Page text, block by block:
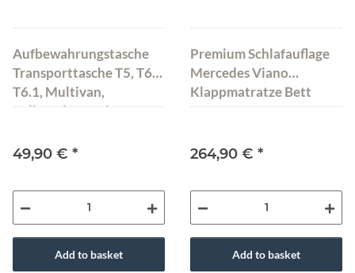
Aufbewahrungstasche
Transporttasche T5, T6,
T6.1, Multivan,
California Beach
150x64x25 cm
49,90 € *
Add to basket
Premium Schlafauflage
Mercedes Viano
Klappmatratze Bett
Matratze 185x144x10
264,90 € *
Add to basket